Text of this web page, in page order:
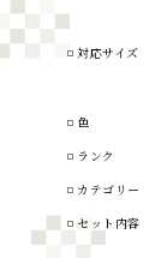
対応サイズ
色
ランク
カテゴリー
セット内容